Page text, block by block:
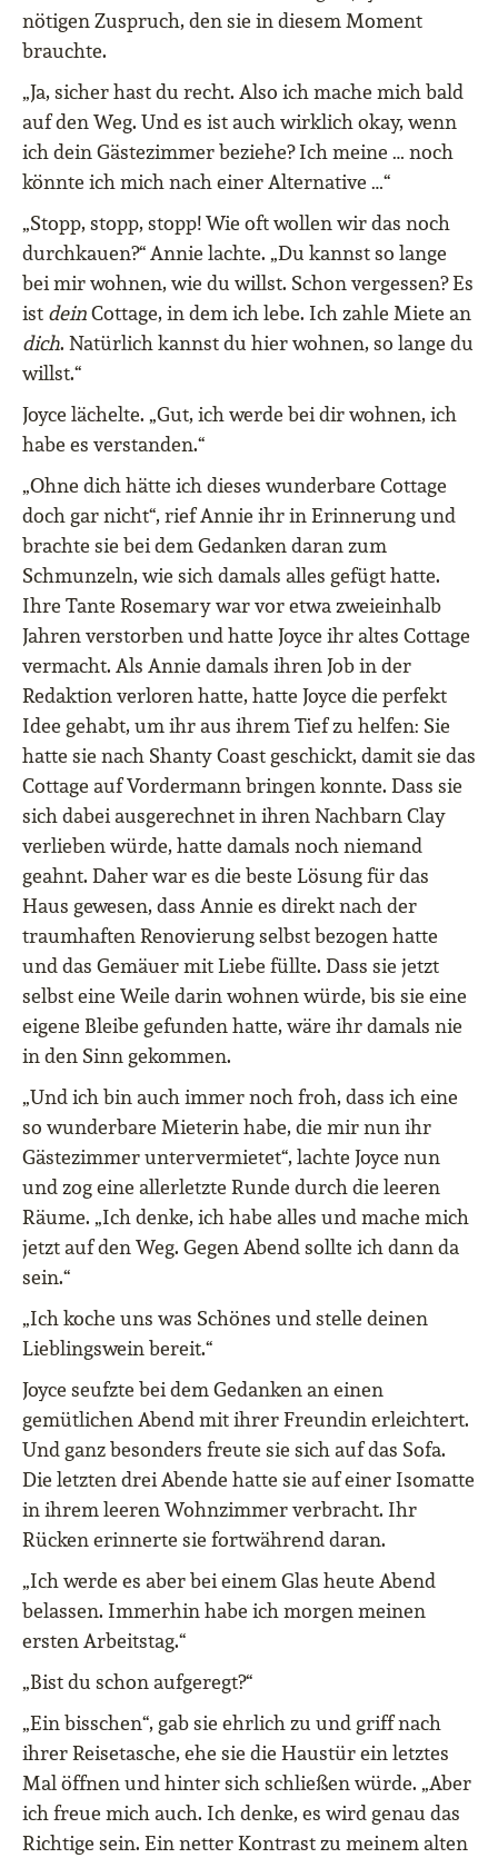
nötigen Zuspruch, den sie in diesem Moment
brauchte.
„Ja, sicher hast du recht. Also ich mache mich bald
auf den Weg. Und es ist auch wirklich okay, wenn
ich dein Gästezimmer beziehe? Ich meine … noch
könnte ich mich nach einer Alternative …“
„Stopp, stopp, stopp! Wie oft wollen wir das noch
durchkauen?“ Annie lachte. „Du kannst so lange
bei mir wohnen, wie du willst. Schon vergessen? Es
ist deinCottage, in dem ich lebe. Ich zahle Miete an
dich. Natürlich kannst du hier wohnen, so lange du
willst.“
Joyce lächelte. „Gut, ich werde bei dir wohnen, ich
habe es verstanden.“
„Ohne dich hätte ich dieses wunderbare Cottage
doch gar nicht“, rief Annie ihr in Erinnerung und
brachte sie bei dem Gedanken daran zum
Schmunzeln, wie sich damals alles gefügt hatte.
Ihre Tante Rosemary war vor etwa zweieinhalb
Jahren verstorben und hatte Joyce ihr altes Cottage
vermacht. Als Annie damals ihren Job in der
Redaktion verloren hatte, hatte Joyce die perfekt
Idee gehabt, um ihr aus ihrem Tief zu helfen: Sie
hatte sie nach Shanty Coast geschickt, damit sie das
Cottage auf Vordermann bringen konnte. Dass sie
sich dabei ausgerechnet in ihren Nachbarn Clay
verlieben würde, hatte damals noch niemand
geahnt. Daher war es die beste Lösung für das
Haus gewesen, dass Annie es direkt nach der
traumhaften Renovierung selbst bezogen hatte
und das Gemäuer mit Liebe füllte. Dass sie jetzt
selbst eine Weile darin wohnen würde, bis sie eine
eigene Bleibe gefunden hatte, wäre ihr damals nie
in den Sinn gekommen.
„Und ich bin auch immer noch froh, dass ich eine
so wunderbare Mieterin habe, die mir nun ihr
Gästezimmer untervermietet“, lachte Joyce nun
und zog eine allerletzte Runde durch die leeren
Räume. „Ich denke, ich habe alles und mache mich
jetzt auf den Weg. Gegen Abend sollte ich dann da
sein.“
„Ich koche uns was Schönes und stelle deinen
Lieblingswein bereit.“
Joyce seufzte bei dem Gedanken an einen
gemütlichen Abend mit ihrer Freundin erleichtert.
Und ganz besonders freute sie sich auf das Sofa.
Die letzten drei Abende hatte sie auf einer Isomatte
in ihrem leeren Wohnzimmer verbracht. Ihr
Rücken erinnerte sie fortwährend daran.
„Ich werde es aber bei einem Glas heute Abend
belassen. Immerhin habe ich morgen meinen
ersten Arbeitstag.“
„Bist du schon aufgeregt?“
„Ein bisschen“, gab sie ehrlich zu und griff nach
ihrer Reisetasche, ehe sie die Haustür ein letztes
Mal öffnen und hinter sich schließen würde. „Aber
ich freue mich auch. Ich denke, es wird genau das
Richtige sein. Ein netter Kontrast zu meinem alten